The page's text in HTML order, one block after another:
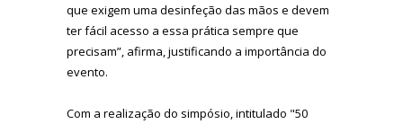
que exigem uma desinfeção das mãos e devem
ter fácil acesso a essa prática sempre que
precisam”, afirma, justificando a importância do
evento.
Com a realização do simpósio, intitulado "50